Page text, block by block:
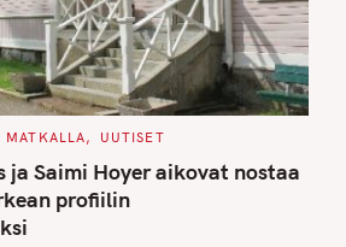
MATKALLA UUTISET
ja Saimi Hoyer aikovat nostaa
profiilin